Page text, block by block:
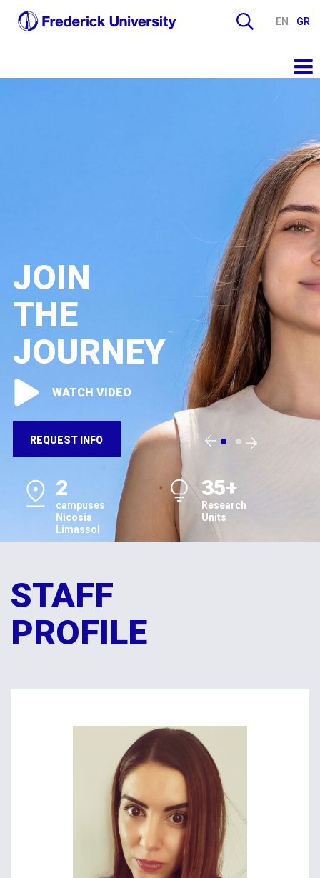
EN GR
JOIN
THE
JOURNEY
WATCH VIDEO
REQUEST INFO
2
campuses
Nicosia
Limassol
35+
Research
Units
STAFF
PROFILE